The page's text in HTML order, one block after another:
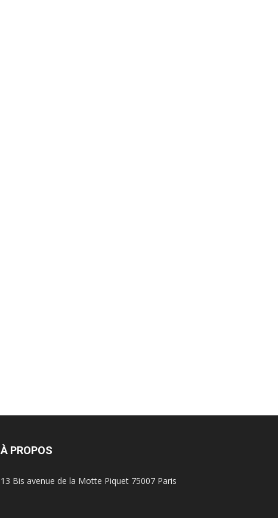
À PROPOS
13 Bis avenue de la Motte Piquet 75007 Paris